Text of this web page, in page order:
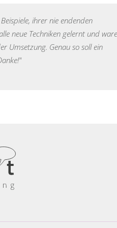
ihrer nie endenden
neue Techniken gelernt und
Umsetzung. Genau so soll ein